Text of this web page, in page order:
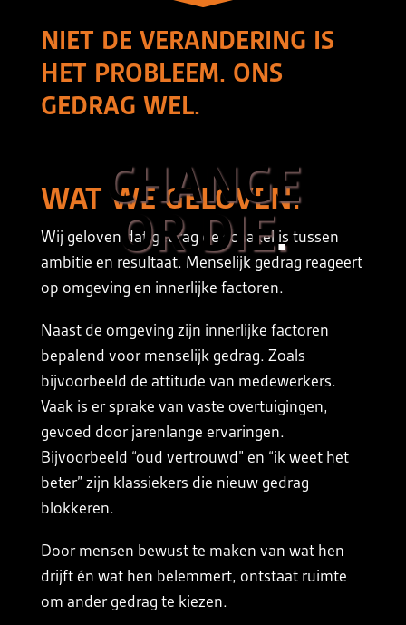
CHANGE
OR DIE.
NIET DE VERANDERING IS
HET PROBLEEM. ONS
GEDRAG WEL.
WAT WE GELOVEN.
Wij geloven dat gedrag de schakel is tussen
ambitie en resultaat. Menselijk gedrag reageert
op omgeving en innerlijke factoren.
Naast de omgeving zijn innerlijke factoren
bepalend voor menselijk gedrag. Zoals
bijvoorbeeld de attitude van medewerkers.
Vaak is er sprake van vaste overtuigingen,
gevoed door jarenlange ervaringen.
Bijvoorbeeld “oud vertrouwd” en “ik weet het
beter” zijn klassiekers die nieuw gedrag
blokkeren.
Door mensen bewust te maken van wat hen
drijft én wat hen belemmert, ontstaat ruimte
om ander gedrag te kiezen.